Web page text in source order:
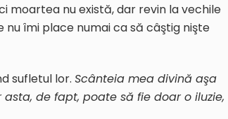
moartea nu există, dar revin la vechile
îmi place numai ca să câştig nişte
sufletul lor. Scânteia mea divină aşa
de fapt, poate să fie doar o iluzie,